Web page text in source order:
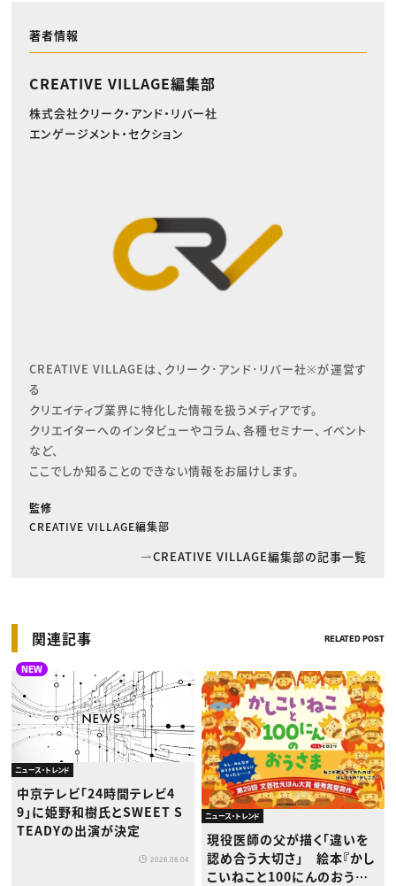
著者情報
CREATIVE VILLAGE編集部
株式会社クリーク・アンド・リバー社
エンゲージメント・セクション
CREATIVE VILLAGEは、クリーク･アンド･リバー社※が運営す
る
クリエイティブ業界に特化した情報を扱うメディアです。
クリエイターへのインタビューやコラム、各種セミナー、イベント
など、
ここでしか知ることのできない情報をお届けします。
監修
CREATIVE VILLAGE編集部
CREATIVE VILLAGE編集部の記事一覧
関連記事 RELATED POST
NEW
ニュース・トレンド
中京テレビ「24時間テレビ4
9」に姫野和樹氏とSWEET S
TEADYの出演が決定
2026.08.04
ニュース・トレンド
現役医師の父が描く「違いを
認め合う大切さ」 絵本『かし
こいねこと100にんのおうさ